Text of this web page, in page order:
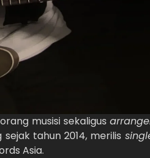
musisi sekaligus
tahun 2014, merilis
Asia.